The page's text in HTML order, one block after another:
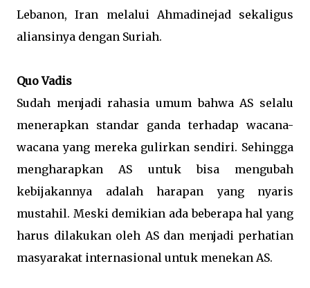
Lebanon, Iran melalui Ahmadinejad sekaligus
aliansinya dengan Suriah.
Quo Vadis
Sudah menjadi rahasia umum bahwa AS selalu
menerapkan standar ganda terhadap wacana-
wacana yang mereka gulirkan sendiri. Sehingga
mengharapkan AS untuk bisa mengubah
kebijakannya adalah harapan yang nyaris
mustahil. Meski demikian ada beberapa hal yang
harus dilakukan oleh AS dan menjadi perhatian
masyarakat internasional untuk menekan AS.